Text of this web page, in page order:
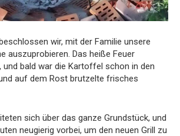
wir, mit der Familie unsere
auszuprobieren. Das heiße Feuer
und bald war die Kartoffel schon in den
auf dem Rost brutzelte frisches
sich über das ganze Grundstück, und
neugierig vorbei, um den neuen Grill zu